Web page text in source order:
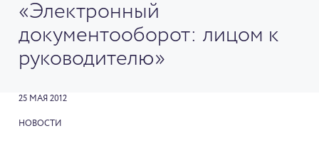
«Электронный
документооборот: лицом к
руководителю»
25 МАЯ 2012
НОВОСТИ